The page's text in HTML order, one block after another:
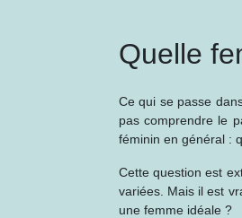
Quelle
Ce qui se passe
pas comprendre le
féminin en général :
Cette question est
variées. Mais il est
une femme idéale ?